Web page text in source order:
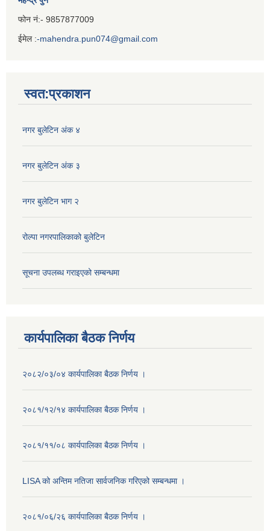
फोन नं:- 9857877009
ईमेल :-mahendra.pun074@gmail.com
स्वत:प्रकाशन
नगर बुलेटिन अंक ४
नगर बुलेटिन अंक ३
नगर बुलेटिन भाग २
रोल्पा नगरपालिकाको बुलेटिन
सूचना उपलब्ध गराइएको सम्बन्धमा
कार्यपालिका बैठक निर्णय
२०८२/०३/०४ कार्यपालिका बैठक निर्णय ।
२०८१/१२/१४ कार्यपालिका बैठक निर्णय ।
२०८१/११/०८ कार्यपालिका बैठक निर्णय ।
LISA को अन्तिम नतिजा सार्वजनिक गरिएको सम्बन्धमा ।
२०८१/०६/२६ कार्यपालिका बैठक निर्णय ।